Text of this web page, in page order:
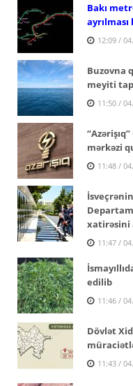
Bakı
12:09 /
Buzovna
meyiti
11:50 /
mərkəzi
11:48 /
xatirəsini
11:47 /
edilib
11:46 /
Dövlət
11:43 /